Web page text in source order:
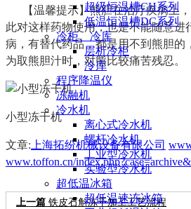
超级恒温槽CH系列
低温恒温槽DC系列
冷柜、冷库
层析冷柜
冷库
程序降温仪
冻融机
冷水机
离心式冷水机
螺杆冷水机
工业型冷水机
实验型冷水机
超低温冰箱
超低温速冻冰箱
【温馨提示】熊胆在治疗疾病上，
此对这样药物使用，也是不能随意进
病，有替代药品，都是用不到熊胆的
为取熊胆汁时，对熊比较痛苦残忍。
小型冻干机
文章: 上海拓纷机械设备有限公司
www.toffon.cn/
上一篇 铁皮石斛冻干加工工艺流程